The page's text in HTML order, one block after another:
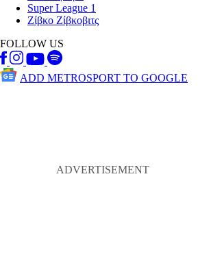
Super League 1
Ζίβκο Ζίβκοβιτς
FOLLOW US
ADD METROSPORT TO GOOGLE